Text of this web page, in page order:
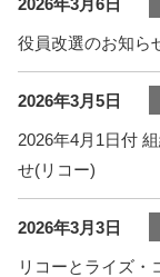
2026年3月6日
役員改選のお知ら
2026年3月5日
2026年4月1日付
せ(リコー)
2026年3月3日
リコーとライズ・